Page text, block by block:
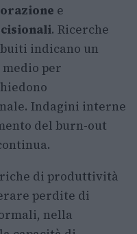
e
. Ricerche
indicano un
medio per
Indagini interne
del burn-out
di produttività
perdite di
nella